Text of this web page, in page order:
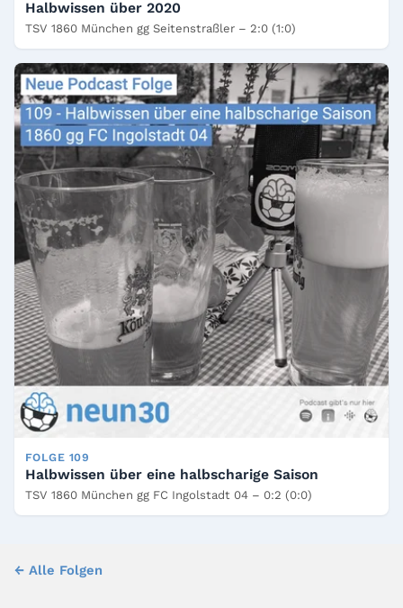
Halbwissen über 2020
TSV 1860 München gg Seitenstraßler – 2:0 (1:0)
FOLGE 109
Halbwissen über eine halbscharige Saison
TSV 1860 München gg FC Ingolstadt 04 – 0:2 (0:0)
← Alle Folgen